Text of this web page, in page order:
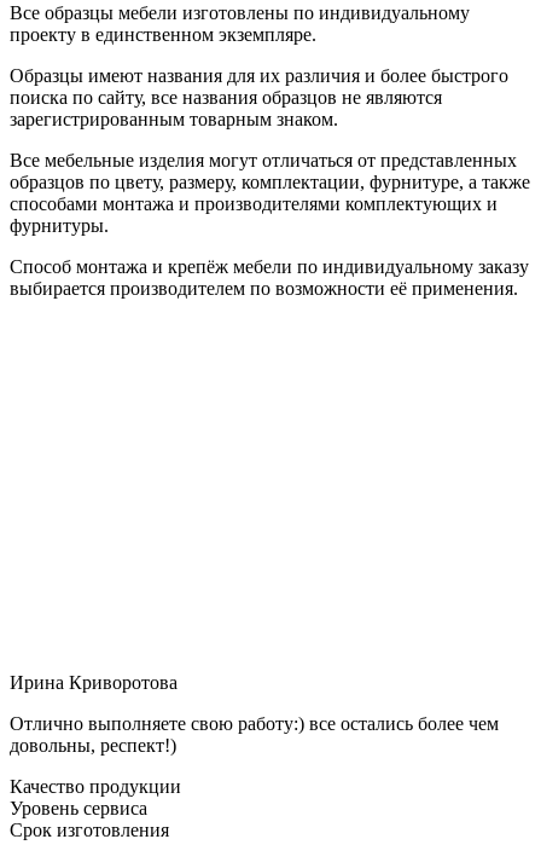
Все образцы мебели изготовлены по индивидуальному
проекту в единственном экземпляре.
Образцы имеют названия для их различия и более быстрого
поиска по сайту, все названия образцов не являются
зарегистрированным товарным знаком.
Все мебельные изделия могут отличаться от представленных
образцов по цвету, размеру, комплектации, фурнитуре, а также
способами монтажа и производителями комплектующих и
фурнитуры.
Способ монтажа и крепёж мебели по индивидуальному заказу
выбирается производителем по возможности её применения.
Ирина Криворотова
Отлично выполняете свою работу:) все остались более чем
довольны, респект!)
Качество продукции
Уровень сервиса
Срок изготовления